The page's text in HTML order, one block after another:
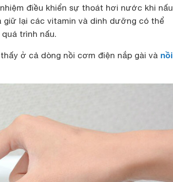
điều khiển sự thoát hơi nước khi nấu
lại các vitamin và dinh dưỡng có thể
trình nấu.
ở cả dòng nồi cơm điện nắp gài và nồi